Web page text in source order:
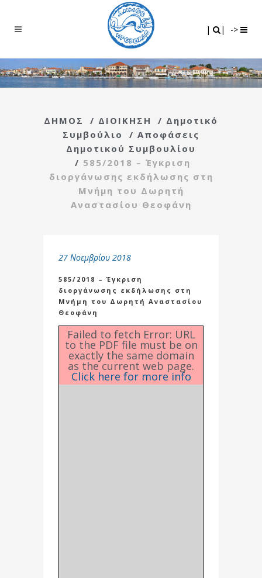
| | ->
ΔΗΜΟΣ / ΔΙΟΙΚΗΣΗ / Δημοτικό
Συμβούλιο
/ Αποφάσεις
Δημοτικού Συμβουλίου
/ 585/2018 – Έγκριση
διοργάνωσης εκδήλωσης στη
Μνήμη του Δωρητή
Αναστασίου Θεοφάνη
27 Νοεμβρίου 2018
585/2018 – Έγκριση
διοργάνωσης εκδήλωσης στη
Μνήμη του Δωρητή Αναστασίου
Θεοφάνη
Failed to fetch Error: URL
to the PDF file must be on
exactly the same domain
as the current web page.
Click here for more info